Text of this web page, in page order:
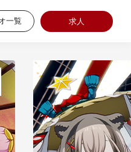
一覧 求人